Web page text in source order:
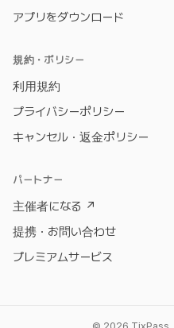
アプリをダウンロード
規約・ポリシー
利用規約
プライバシーポリシー
キャンセル・返金ポリシー
パートナー
主催者になる ↗
提携・お問い合わせ
プレミアムサービス